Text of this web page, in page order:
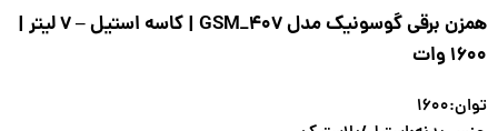
همزن برقی گوسونیک مدل GSM_407 | کاسه استیل – 7 لیتر |
1600 وات
توان:۱۶۰۰